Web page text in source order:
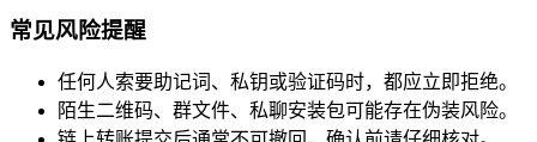
常见风险提醒
任何人索要助记词、私钥或验证码时，都应立即拒绝。
陌生二维码、群文件、私聊安装包可能存在伪装风险。